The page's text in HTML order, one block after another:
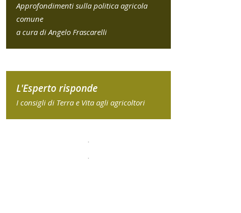
Approfondimenti sulla politica agricola
comune
a cura di Angelo Frascarelli
L'Esperto risponde
I consigli di Terra e Vita agli agricoltori